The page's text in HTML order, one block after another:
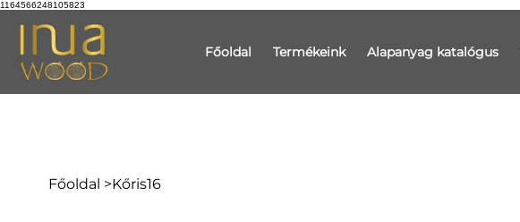
1164566248105823
Főoldal Termékeink Alapanyag katalógus
Főoldal >Kőris16